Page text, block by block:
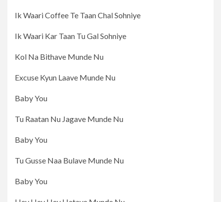
Ik Waari Coffee Te Taan Chal Sohniye
Ik Waari Kar Taan Tu Gal Sohniye
Kol Na Bithave Munde Nu
Excuse Kyun Laave Munde Nu
Baby You
Tu Raatan Nu Jagave Munde Nu
Baby You
Tu Gusse Naa Bulave Munde Nu
Baby You